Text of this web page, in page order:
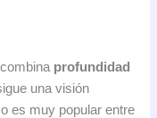
profundidad
una visión
es muy popular entre